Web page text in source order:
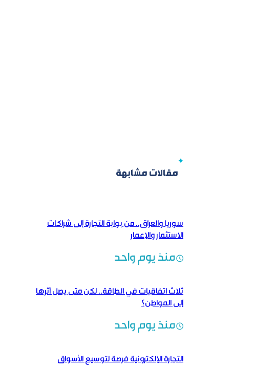
مقالات مشابهة
سوريا والعراق.. من بوابة التجارة إلى شراكات
الاستثمار والإعمار
منذ يوم واحد
ثلاث اتفاقيات في الطاقة.. لكن متى يصل أثرها
إلى المواطن؟
منذ يوم واحد
التجارة الإلكترونية فرصة لتوسيع الأسواق